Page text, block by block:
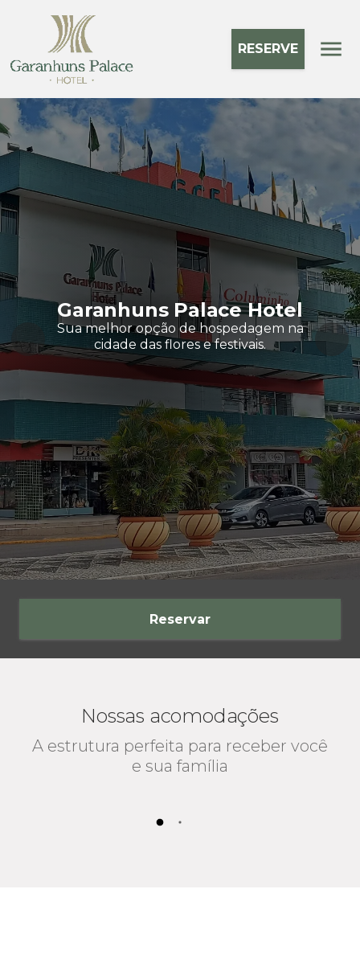
RESERVE
Garanhuns Palace Hotel
Sua melhor opção de hospedagem na
cidade das flores e festivais.
Reservar
Nossas acomodações
A estrutura perfeita para receber você
e sua família